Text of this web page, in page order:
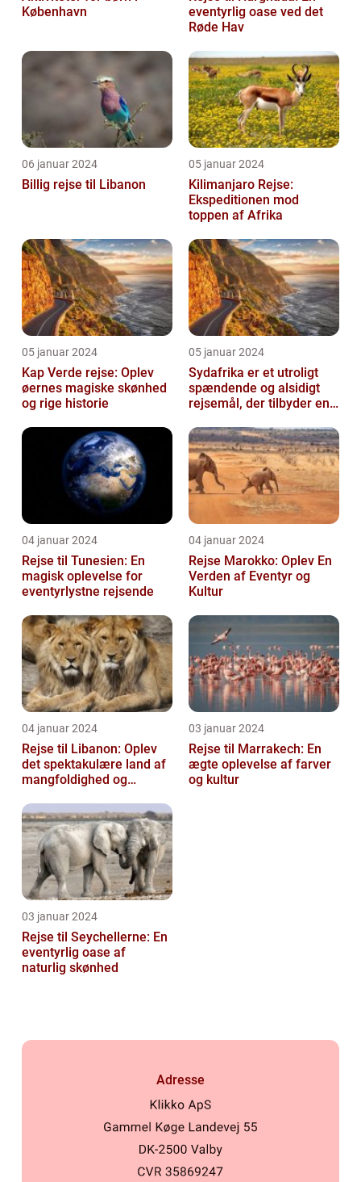
København
eventyrlig oase ved det
Røde Hav
06 januar 2024
Billig rejse til Libanon
05 januar 2024
Kilimanjaro Rejse:
Ekspeditionen mod
toppen af Afrika
05 januar 2024
Kap Verde rejse: Oplev
øernes magiske skønhed
og rige historie
05 januar 2024
Sydafrika er et utroligt
spændende og alsidigt
rejsemål, der tilbyder en
...
04 januar 2024
Rejse til Tunesien: En
magisk oplevelse for
eventyrlystne rejsende
04 januar 2024
Rejse Marokko: Oplev En
Verden af Eventyr og
Kultur
04 januar 2024
Rejse til Libanon: Oplev
det spektakulære land af
mangfoldighed og
03 januar 2024
Rejse til Marrakech: En
ægte oplevelse af farver
og kultur
03 januar 2024
Rejse til Seychellerne: En
eventyrlig oase af
naturlig skønhed
Adresse